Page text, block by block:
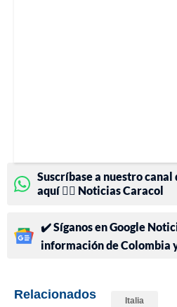
Suscríbase a nuestro
aquí 👉🏻 Noticias Caracol
✔️ Síganos en Google
información de Colombia
Relacionados Italia